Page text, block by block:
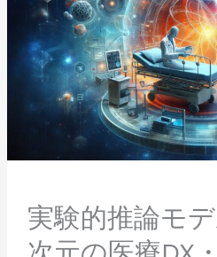
実験的推論モ
推
論
モ
デ
が
新
元
の
医